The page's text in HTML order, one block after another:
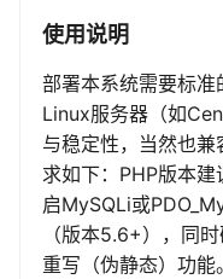
使用说明
部署本系统需要标准
Linux服务器（如
与稳定性，当然也
求如下：PHP版本
启MySQLi或
（版本5.6+），同
重写（伪静态）功